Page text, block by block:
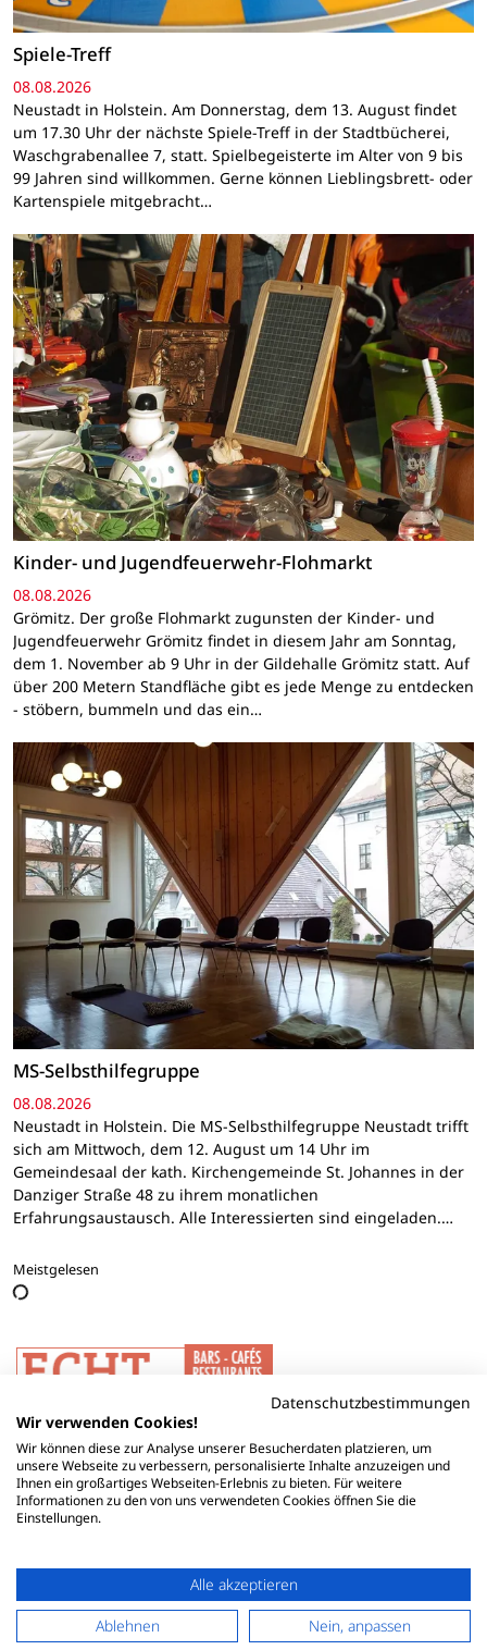
Spiele-Treff
08.08.2026
Neustadt in Holstein. Am Donnerstag, dem 13. August findet
um 17.30 Uhr der nächste Spiele-Treff in der Stadtbücherei,
Waschgrabenallee 7, statt. Spielbegeisterte im Alter von 9 bis
99 Jahren sind willkommen. Gerne können Lieblingsbrett- oder
Kartenspiele mitgebracht…
Kinder- und Jugendfeuerwehr-Flohmarkt
08.08.2026
Grömitz. Der große Flohmarkt zugunsten der Kinder- und
Jugendfeuerwehr Grömitz findet in diesem Jahr am Sonntag,
dem 1. November ab 9 Uhr in der Gildehalle Grömitz statt. Auf
über 200 Metern Standfläche gibt es jede Menge zu entdecken
- stöbern, bummeln und das ein…
MS-Selbsthilfegruppe
08.08.2026
Neustadt in Holstein. Die MS-Selbsthilfegruppe Neustadt trifft
sich am Mittwoch, dem 12. August um 14 Uhr im
Gemeindesaal der kath. Kirchengemeinde St. Johannes in der
Danziger Straße 48 zu ihrem monatlichen
Erfahrungsaustausch. Alle Interessierten sind eingeladen.…
Meistgelesen
Datenschutzbestimmungen
Wir verwenden Cookies!
Wir können diese zur Analyse unserer Besucherdaten platzieren, um
unsere Webseite zu verbessern, personalisierte Inhalte anzuzeigen und
Ihnen ein großartiges Webseiten-Erlebnis zu bieten. Für weitere
Informationen zu den von uns verwendeten Cookies öffnen Sie die
Einstellungen.
Alle akzeptieren
Ablehnen
Nein, anpassen